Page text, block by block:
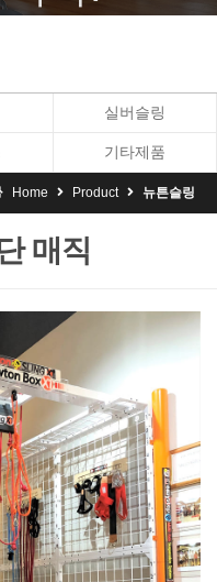
실버슬링
기타제품
Home Product 뉴튼슬링
매직